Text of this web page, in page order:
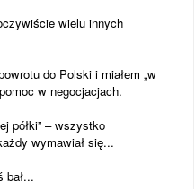
wielu innych
do Polski i miałem „w
w negocjacjach.
półki” – wszystko
wymawiał się...
bał...